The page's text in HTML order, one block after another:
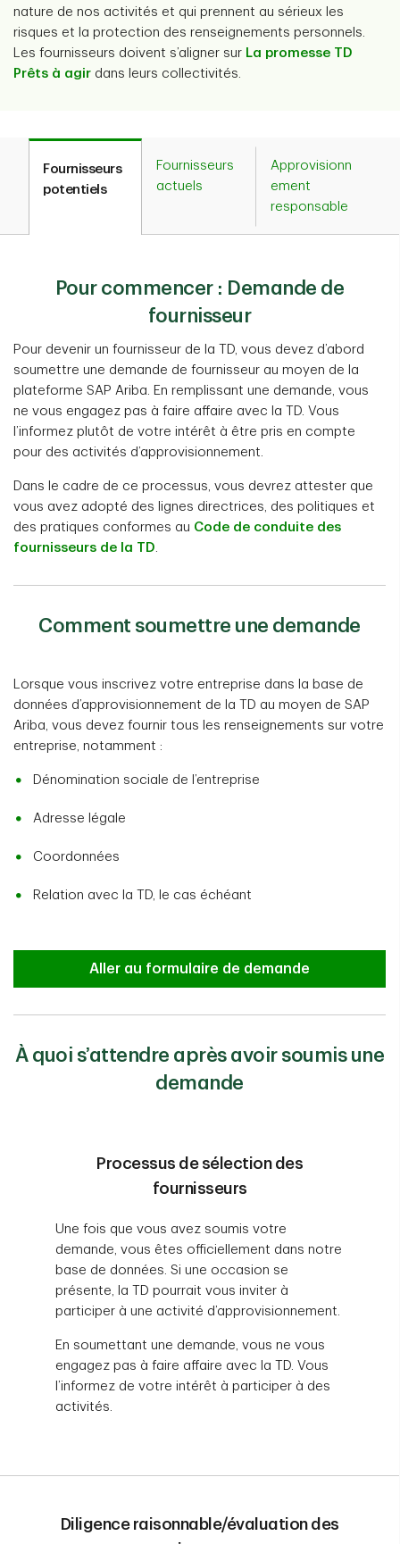
nature de nos activités et qui prennent au sérieux les
risques et la protection des renseignements personnels.
Les fournisseurs doivent s’aligner sur La promesse TD
Prêts à agir dans leurs collectivités.
Fournisseurs
potentiels
Fournisseurs
actuels
Approvisionn
ement
responsable
Pour commencer : Demande de
fournisseur
Pour devenir un fournisseur de la TD, vous devez d’abord
soumettre une demande de fournisseur au moyen de la
plateforme SAP Ariba. En remplissant une demande, vous
ne vous engagez pas à faire affaire avec la TD. Vous
l’informez plutôt de votre intérêt à être pris en compte
pour des activités d’approvisionnement.
Dans le cadre de ce processus, vous devrez attester que
vous avez adopté des lignes directrices, des politiques et
des pratiques conformes au Code de conduite des
fournisseurs de la TD.
Comment soumettre une demande
Lorsque vous inscrivez votre entreprise dans la base de
données d’approvisionnement de la TD au moyen de SAP
Ariba, vous devez fournir tous les renseignements sur votre
entreprise, notamment :
Dénomination sociale de l’entreprise
Adresse légale
Coordonnées
Relation avec la TD, le cas échéant
Aller au formulaire de demande
À quoi s’attendre après avoir soumis une
demande
Processus de sélection des
fournisseurs
Une fois que vous avez soumis votre
demande, vous êtes officiellement dans notre
base de données. Si une occasion se
présente, la TD pourrait vous inviter à
participer à une activité d’approvisionnement.
En soumettant une demande, vous ne vous
engagez pas à faire affaire avec la TD. Vous
l’informez de votre intérêt à participer à des
activités.
Diligence raisonnable/évaluation des